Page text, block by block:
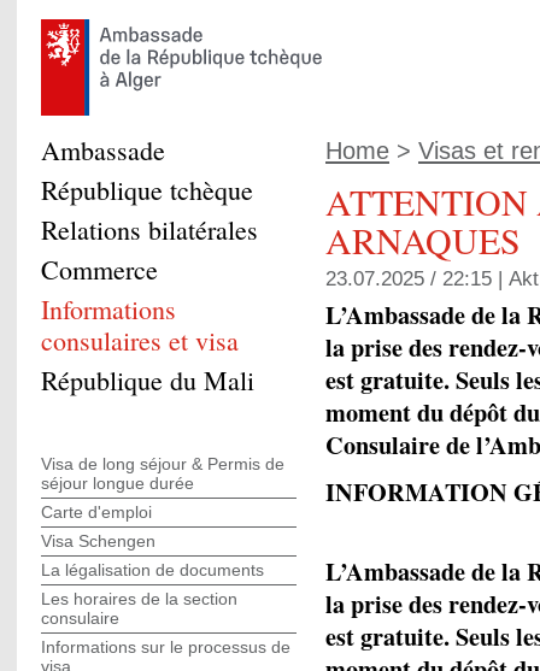
Home > Visas et
ARNAQUES
23.07.2025 / 22:15 |
L’Ambassade de la
la prise des rendez-
est gratuite. Seuls
moment du dépôt
Consulaire de
INFORMATION
L’Ambassade de la
la prise des rendez-
est gratuite. Seuls
Ambassade
République tchèque
Relations bilatérales
Commerce
Informations
consulaires et visa
République du Mali
Visa de long séjour & Permis de
séjour longue durée
Carte d'emploi
Visa Schengen
La légalisation de documents
Les horaires de la section
consulaire
Informations sur le processus de
visa